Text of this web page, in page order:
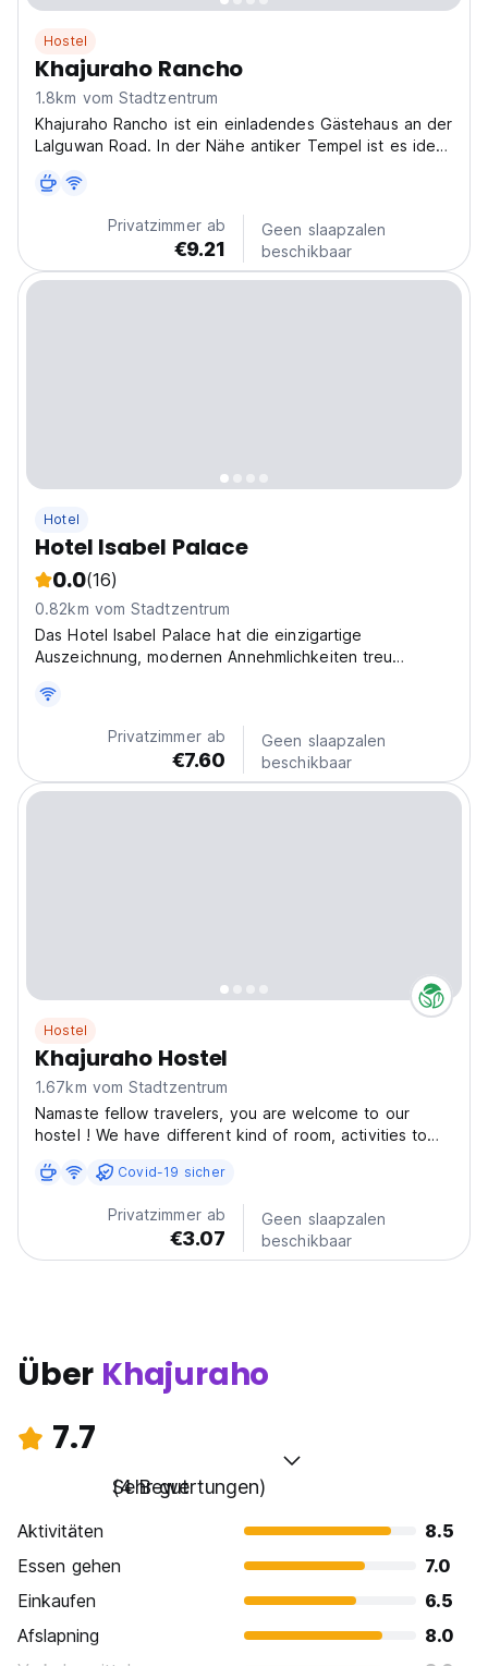
Hostel
Khajuraho Rancho
1.8km vom Stadtzentrum
Khajuraho Rancho ist ein einladendes Gästehaus an der
Lalguwan Road. In der Nähe antiker Tempel ist es ideal
Khajuraho suchen. (Auto-translated from original
Privatzimmer ab
€9.21
Geen slaapzalen
beschikbaar
Hotel
Hotel Isabel Palace
0.0(16)
0.82km vom Stadtzentrum
Das Hotel Isabel Palace hat die einzigartige
Auszeichnung, modernen Annehmlichkeiten treu
Privatzimmer ab
€7.60
Geen slaapzalen
beschikbaar
Hostel
Khajuraho Hostel
1.67km vom Stadtzentrum
Namaste fellow travelers, you are welcome to our
hostel ! We have different kind of room, activities to
memorable! Comfortable Accommodations: Khajuraho
Hostel in Khajuraho offers family rooms with private
bathrooms,...
Covid-19 sicher
Privatzimmer ab
€3.07
Geen slaapzalen
beschikbaar
Über Khajuraho
7.7
Sehr gut
(4 Bewertungen)
Aktivitäten
8.5
Essen gehen
7.0
Einkaufen
6.5
Afslapning
8.0